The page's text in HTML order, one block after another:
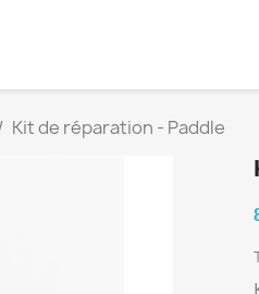
Kit de réparation - Paddle